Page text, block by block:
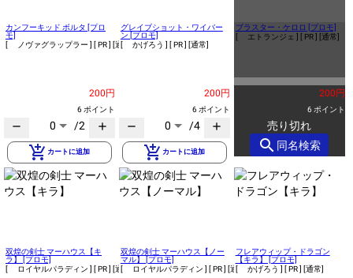
カンフーキッド ボルタ [プロ
モ]
[ ノヴァグラップラー ] [ PR ] [通常]
200円
6 ポイント
remove 0 /2 add
add_shopping_cart カートに追加
グレイブショット・ワイバー
ン [プロモ]
[ かげろう ] [ PR ] [通常]
200円
6 ポイント
remove 0 /4 add
add_shopping_cart カートに追加
ブラスター・ケロロ [プロモ]
[ エトランジェ ] [ PR ] [通常]
200円
6 ポイント
売り切れ
search 同名検索
双煌の剣士 マーハウス【キ
ラ】 [プロモ]
[ ロイヤルパラディン ] [ PR ] [通常]
双煌の剣士 マーハウス【ノー
マル】 [プロモ]
[ ロイヤルパラディン ] [ PR ] [通常]
フレアウィップ・ドラゴン
【キラ】 [プロモ]
[ かげろう ] [ PR ] [通常]